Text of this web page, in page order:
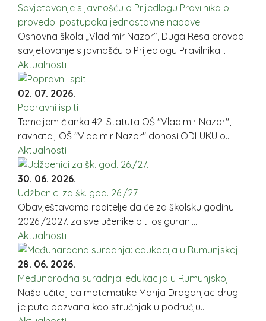
Savjetovanje s javnošću o Prijedlogu Pravilnika o
provedbi postupaka jednostavne nabave
Osnovna škola „Vladimir Nazor“, Duga Resa provodi
savjetovanje s javnošću o Prijedlogu Pravilnika...
Aktualnosti
02. 07. 2026.
Popravni ispiti
Temeljem članka 42. Statuta OŠ "Vladimir Nazor",
ravnatelj OŠ "Vladimir Nazor" donosi ODLUKU o...
Aktualnosti
30. 06. 2026.
Udžbenici za šk. god. 26./27.
Obavještavamo roditelje da će za školsku godinu
2026./2027. za sve učenike biti osigurani...
Aktualnosti
28. 06. 2026.
Međunarodna suradnja: edukacija u Rumunjskoj
Naša učiteljica matematike Marija Draganjac drugi
je puta pozvana kao stručnjak u području...